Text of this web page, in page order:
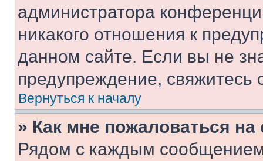
администратора
никакого отношения к
данном сайте. Если вы не
предупреждение,
Вернуться к началу
» Как мне пожаловаться
Рядом с каждым сообщением